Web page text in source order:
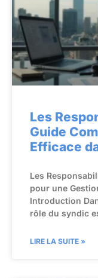
Les
Guide
Efficace
Les
pour une
Introduction
rôle du syndic
LIRE LA SUITE »